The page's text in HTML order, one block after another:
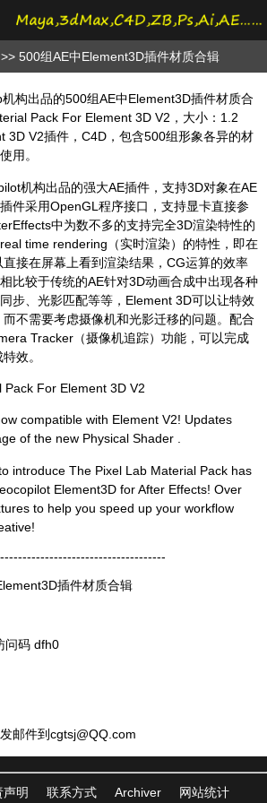
>> 500组AE中Element3D插件材质合辑
构出品的500组AE中Element3D插件材质合
Pack For Element 3D V2，大小：1.2
3D V2插件，C4D，包含500组形象各异的材
用。
机构出品的强大AE插件，支持3D对象在AE
件采用OpenGL程序接口，支持显卡直接参
中为数不多的支持完全3D渲染特性的
time rendering（实时渲染）的特性，即在
接在屏幕上看到渲染结果，CG运算的效率
比较于传统的AE针对3D动画合成中出现各种
步、光影匹配等等，Element 3D可以让特效
不需要考虑摄像机和光影迁移的问题。配合
Tracker（摄像机追踪）功能，可以完成
效。
For Element 3D V2
compatible with Element V2! Updates
of the new Physical Shader .
introduce The Pixel Lab Material Pack has
Element3D for After Effects! Over
to help you speed up your workflow
插件材质合辑
问码 dfh0
邮件到cgtsj@QQ.com
声明 联系方式 Archiver 网站统计